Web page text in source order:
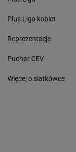
Plus Liga kobiet
Reprezentacje
Puchar CEV
Więcej o siatkówce